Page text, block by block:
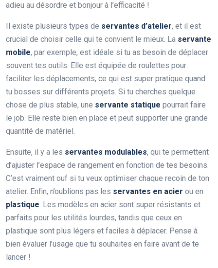
adieu au désordre et bonjour à l’efficacité !
Il existe plusieurs types de servantes d’atelier, et il est
crucial de choisir celle qui te convient le mieux. La servante
mobile, par exemple, est idéale si tu as besoin de déplacer
souvent tes outils. Elle est équipée de roulettes pour
faciliter les déplacements, ce qui est super pratique quand
tu bosses sur différents projets. Si tu cherches quelque
chose de plus stable, une servante statique pourrait faire
le job. Elle reste bien en place et peut supporter une grande
quantité de matériel.
Ensuite, il y a les servantes modulables, qui te permettent
d’ajuster l’espace de rangement en fonction de tes besoins.
C’est vraiment ouf si tu veux optimiser chaque recoin de ton
atelier. Enfin, n’oublions pas les servantes en acier ou en
plastique. Les modèles en acier sont super résistants et
parfaits pour les utilités lourdes, tandis que ceux en
plastique sont plus légers et faciles à déplacer. Pense à
bien évaluer l’usage que tu souhaites en faire avant de te
lancer !